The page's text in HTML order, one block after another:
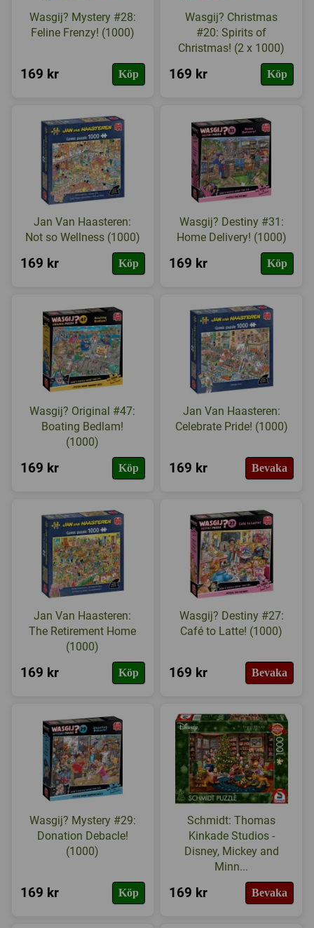
Wasgij? Mystery #28:
Feline Frenzy! (1000)
169 kr Köp
Wasgij? Christmas
#20: Spirits of
Christmas! (2 x 1000)
169 kr Köp
Jan Van Haasteren:
Not so Wellness (1000)
169 kr Köp
Wasgij? Destiny #31:
Home Delivery! (1000)
169 kr Köp
Wasgij? Original #47:
Boating Bedlam!
(1000)
169 kr Köp
Jan Van Haasteren:
Celebrate Pride! (1000)
169 kr Bevaka
Jan Van Haasteren:
The Retirement Home
(1000)
169 kr Köp
Wasgij? Destiny #27:
Café to Latte! (1000)
169 kr Bevaka
Wasgij? Mystery #29:
Donation Debacle!
(1000)
169 kr Köp
Schmidt: Thomas
Kinkade Studios -
Disney, Mickey and
Minn...
169 kr Bevaka